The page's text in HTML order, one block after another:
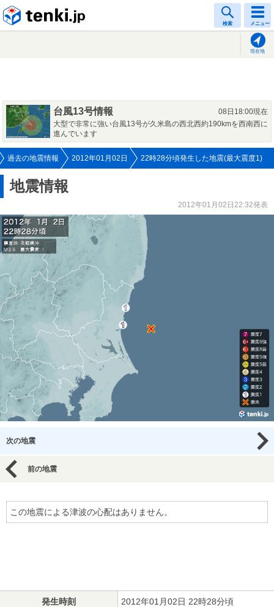
検索 メニュー
現在地
台風13号情報
08日18:00現在
大型で非常に強い台風13号が久米島の西北西約190kmを西南西に
進んでいます
過去の地震情報 2012年01月02日 22時28分頃発生した地震(最大震度1)
地震情報
2012年01月02日22:32発表
次の地震
前の地震
この地震による津波の心配はありません。
発生時刻 2012年01月02日 22時28分頃